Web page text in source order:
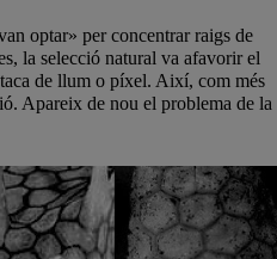
optar» per concentrar raigs de
la selecció natural va afavorir el
de llum o píxel. Així, com més
Apareix de nou el problema de la